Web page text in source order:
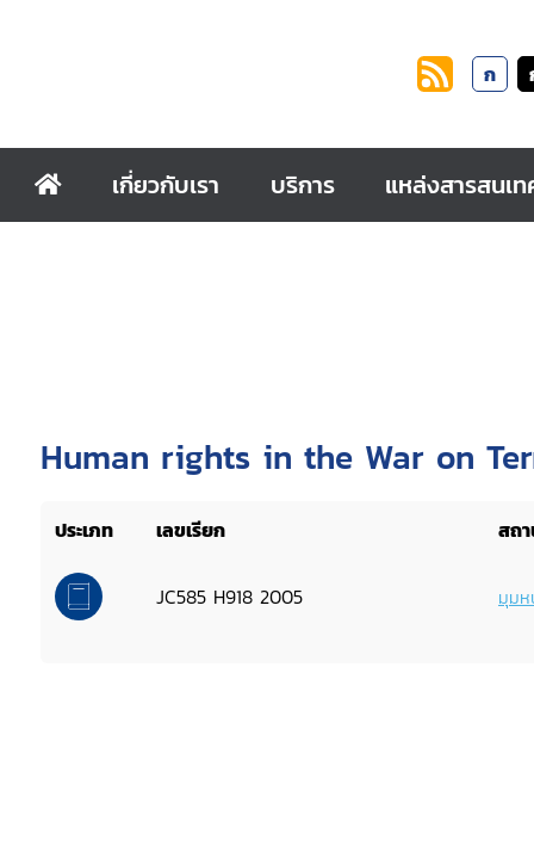
ก
เกี่ยวกับเรา บริการ แหล่งสารสนเ
Human rights in the War on
ประเภท เลขเรียก สถ
JC585 H918 2005 มุมห